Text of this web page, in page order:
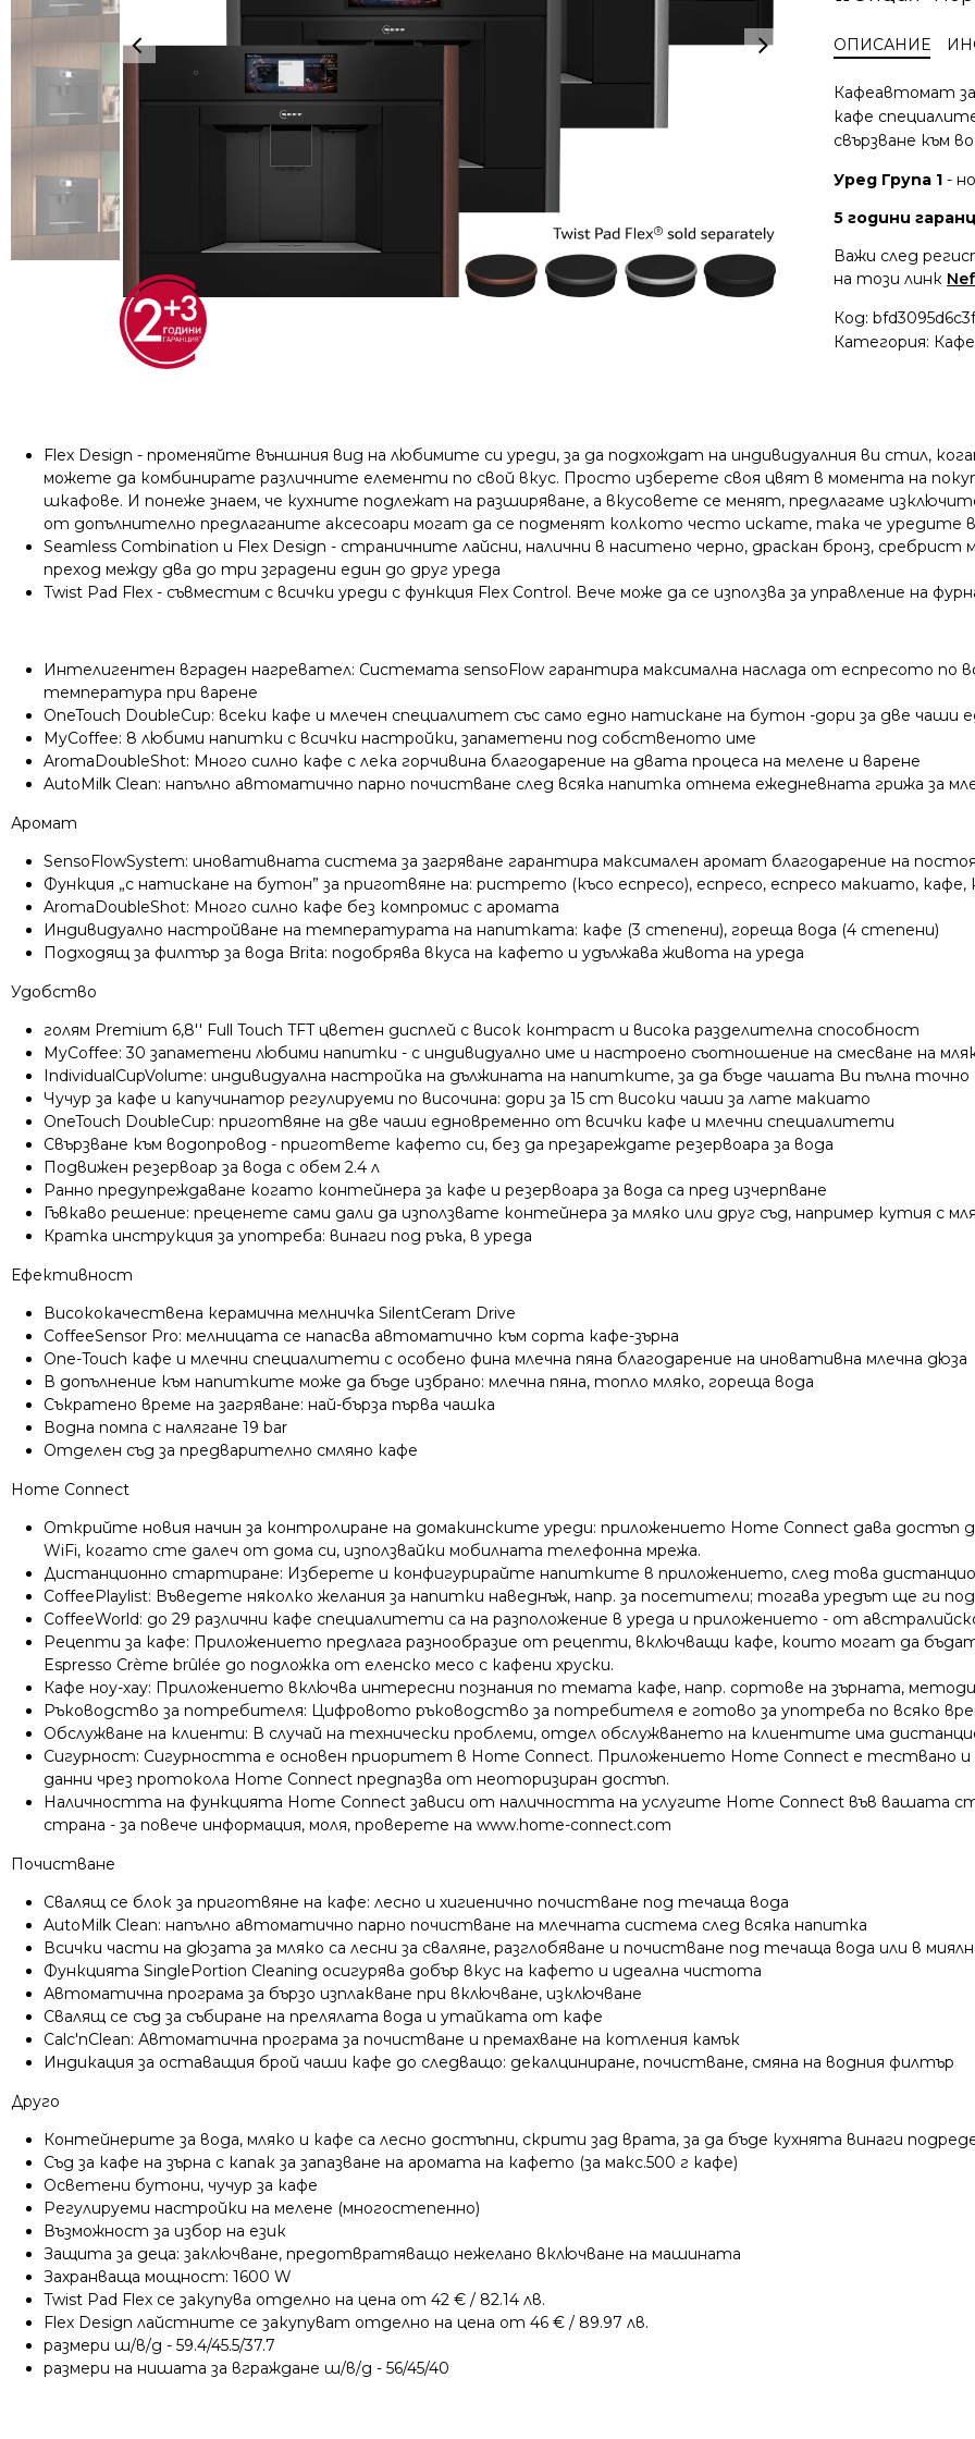
ОПИСАНИЕ
Кафеавтомат за
кафе
свързване към
Уред Група 1 -
5 години
Важи след
на този линк
Код:
Категория:
Flex Design - променяйте външния вид на любимите си уреди, за да подхождат на индивидуалния ви стил,
можете да комбинирате различните елементи по свой вкус. Просто изберете своя цвят в момента на
шкафове. И понеже знаем, че кухните подлежат на разширяване, а вкусовете се менят, предлагаме
от допълнително предлаганите аксесоари могат да се подменят колкото често искате, така че уредите
Seamless Combination и Flex Design - страничните лайсни, налични в наситено черно, драскан бронз,
преход между два до три зградени един до друг уреда
Twist Pad Flex - съвместим с всички уреди с функция Flex Control. Вече може да се използва за управление на
Интелигентен вграден нагревател: Системата sensoFlow гарантира максимална наслада от еспресото по
температура при варене
OneTouch DoubleCup: всеки кафе и млечен специалитет със само едно натискане на бутон -дори за две чаши
MyCoffee: 8 любими напитки с всички настройки, запаметени под собственото име
AromaDoubleShot: Много силно кафе с лека горчивина благодарение на двата процеса на мелене и варене
AutoMilk Clean: напълно автоматично парно почистване след всяка напитка отнема ежедневната грижа за
Аромат
SensoFlowSystem: иновативната система за загряване гарантира максимален аромат благодарение на
Функция „с натискане на бутон” за приготвяне на: ристрето (късо еспресо), еспресо, еспресо макиато,
AromaDoubleShot: Много силно кафе без компромис с аромата
Индивидуално настройване на температурата на напитката: кафе (3 степени), гореща вода (4 степени)
Подходящ за филтър за вода Brita: подобрява вкуса на кафето и удължава живота на уреда
Удобство
голям Premium 6,8'' Full Touch TFT цветен дисплей с висок контраст и висока разделителна способност
MyCoffee: 30 запаметени любими напитки - с индивидуално име и настроено съотношение на смесване на
IndividualCupVolume: индивидуална настройка на дължината на напитките, за да бъде чашата Ви пълна
Чучур за кафе и капучинатор регулируеми по височина: дори за 15 cm високи чаши за лате макиато
OneTouch DoubleCup: приготвяне на две чаши едновременно от всички кафе и млечни специалитети
Свързване към водопровод - пригответе кафето си, без да презареждате резервоара за вода
Подвижен резервоар за вода с обем 2.4 л
Ранно предупреждаване когато контейнера за кафе и резервоара за вода са пред изчерпване
Гъвкаво решение: преценете сами дали да използвате контейнера за мляко или друг съд, например кутия с
Кратка инструкция за употреба: винаги под ръка, в уреда
Ефективност
Висококачествена керамична мелничка SilentCeram Drive
CoffeeSensor Pro: мелницата се напасва автоматично към сорта кафе-зърна
One-Touch кафе и млечни специалитети с особено фина млечна пяна благодарение на иновативна млечна дюза
В допълнение към напитките може да бъде избрано: млечна пяна, топло мляко, гореща вода
Съкратено време на загряване: най-бърза първа чашка
Водна помпа с налягане 19 bar
Отделен съд за предварително смляно кафе
Home Connect
Открийте новия начин за контролиране на домакинските уреди: приложението Home Connect дава
WiFi, когато сте далеч от дома си, използвайки мобилната телефонна мрежа.
Дистанционно стартиране: Изберете и конфигурирайте напитките в приложението, след това
CoffeePlaylist: Въведете няколко желания за напитки наведнъж, напр. за посетители; тогава уредът ще ги
CoffeeWorld: до 29 различни кафе специалитети са на разположение в уреда и приложението - от
Рецепти за кафе: Приложението предлага разнообразие от рецепти, включващи кафе, които могат да
Espresso Crème brûlée до подложка от еленско месо с кафени хруски.
Кафе ноу-хау: Приложението включва интересни познания по темата кафе, напр. сортове на зърната, методи
Ръководство за потребителя: Цифровото ръководство за потребителя е готово за употреба по всяко
Обслужване на клиенти: В случай на технически проблеми, отдел обслужването на клиентите има
Сигурност: Сигурността е основен приоритет в Home Connect. Приложението Home Connect е тествано
данни чрез протокола Home Connect предпазва от неоторизиран достъп.
Наличността на функцията Home Connect зависи от наличността на услугите Home Connect във вашата
страна - за повече информация, моля, проверете на www.home-connect.com
Почистване
Свалящ се блок за приготвяне на кафе: лесно и хигиенично почистване под течаща вода
AutoMilk Clean: напълно автоматично парно почистване на млечната система след всяка напитка
Всички части на дюзата за мляко са лесни за сваляне, разглобяване и почистване под течаща вода или в
Функцията SinglePortion Cleaning осигурява добър вкус на кафето и идеална чистота
Автоматична програма за бързо изплакване при включване, изключване
Свалящ се съд за събиране на прелялата вода и утайката от кафе
Calc'nClean: Автоматична програма за почистване и премахване на котления камък
Индикация за оставащия брой чаши кафе до следващо: декалциниране, почистване, смяна на водния филтър
Друго
Контейнерите за вода, мляко и кафе са лесно достъпни, скрити зад врата, за да бъде кухнята винаги
Съд за кафе на зърна с капак за запазване на аромата на кафето (за макс.500 г кафе)
Осветени бутони, чучур за кафе
Регулируеми настройки на мелене (многостепенно)
Възможност за избор на език
Защита за деца: заключване, предотвратяващо нежелано включване на машината
Захранваща мощност: 1600 W
Twist Pad Flex се закупува отделно на цена от 42 € / 82.14 лв.
Flex Design лайстните се закупуват отделно на цена от 46 € / 89.97 лв.
размери ш/в/д - 59.4/45.5/37.7
размери на нишата за вграждане ш/в/д - 56/45/40